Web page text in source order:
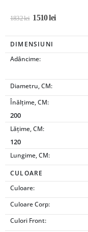
1832lei 1510lei
DIMENSIUNI
Adâncime:
Diametru, CM:
Înălțime, CM:
200
Lățime, CM:
120
Lungime, CM:
CULOARE
Culoare:
Culoare Corp:
Culori Front: